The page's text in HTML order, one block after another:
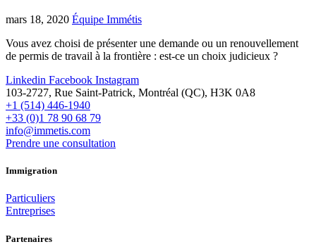
mars 18, 2020 Équipe Immétis
Vous avez choisi de présenter une demande ou un renouvellement
de permis de travail à la frontière : est-ce un choix judicieux ?
Linkedin Facebook Instagram
103-2727, Rue Saint-Patrick, Montréal (QC), H3K 0A8
+1 (514) 446-1940
+33 (0)1 78 90 68 79
info@immetis.com
Prendre une consultation
Immigration
Particuliers
Entreprises
Partenaires